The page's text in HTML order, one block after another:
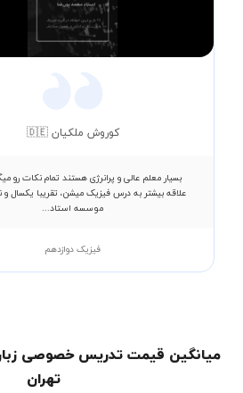
Video
کوروش ملکیان 🇩🇪
بسیار معلم عالی و پرانرژی هستند تمام نکات رو
علاقه بیشتر به درس فیزیک میشن، تقریبا یکسال
موسسه استاد...
فیزیک دوازدهم
میانگین قیمت تدریس خصوصی
تهران